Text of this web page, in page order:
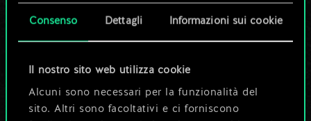
Consenso Dettagli Informazioni sui cookie
Il nostro sito web utilizza cookie
Alcuni sono necessari per la funzionalità del
sito. Altri sono facoltativi e ci forniscono
Per ora, è solo un
set di carte
condiviso.
Ma può diventare